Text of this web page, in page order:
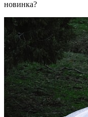
новинка?